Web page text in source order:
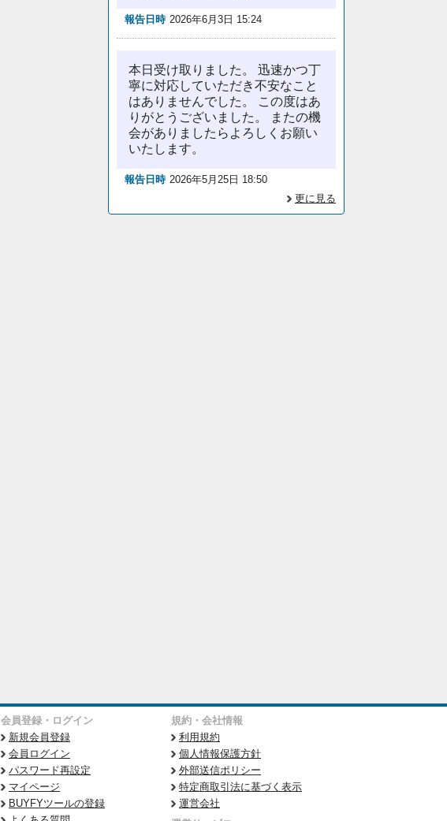
報告日時 2026年6月3日 15:24
本日受け取りました。 迅速かつ丁
寧に対応していただき不安なこと
はありませんでした。 この度はあ
りがとうございました。 またの機
会がありましたらよろしくお願い
いたします。
報告日時 2026年5月25日 18:50
更に見る
会員登録・ログイン
新規会員登録
会員ログイン
パスワード再設定
マイページ
BUYFYツールの登録
規約・会社情報
利用規約
個人情報保護方針
外部送信ポリシー
特定商取引法に基づく表示
運営会社